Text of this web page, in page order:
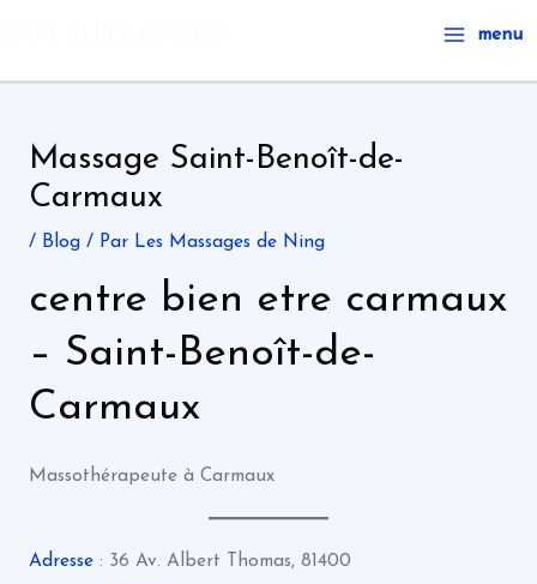
contenu
Main
Menu
menu
Massage Saint-Benoît-de-
Carmaux
/ Blog/ Par Les Massages de Ning
centre bien etre carmaux
– Saint-Benoît-de-
Carmaux
Massothérapeute à Carmaux
Adresse: 36 Av. Albert Thomas, 81400